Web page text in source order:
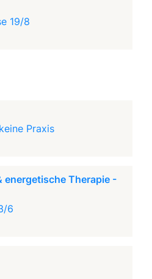
19/8
Praxis
energetische Therapie -
6